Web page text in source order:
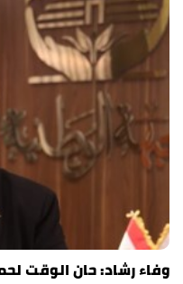
وفاء رشاد: حان الوقت